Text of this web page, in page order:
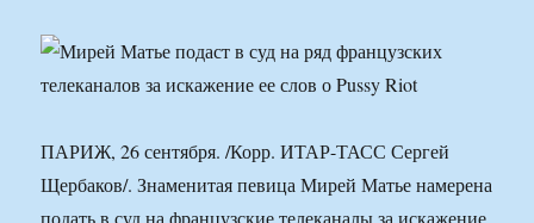
ПАРИЖ, 26 сентября. /Корр. ИТАР-ТАСС Сергей
Щербаков/. Знаменитая певица Мирей Матье намерена